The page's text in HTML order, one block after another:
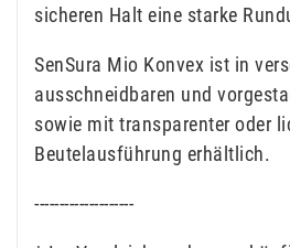
sicheren Halt eine starke
SenSura Mio Konvex ist in
ausschneidbaren und
sowie mit transparenter oder
Beutelausführung erhältlich.
--------------------